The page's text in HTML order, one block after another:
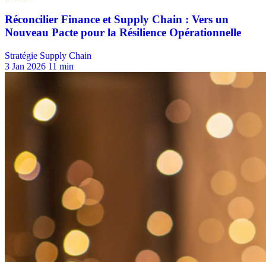
Stratégie Supply Chain
3 Jan 2026 11 min